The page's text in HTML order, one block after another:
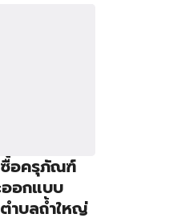
ซื้อครุภัณฑ์
อกแบบ
ำบลถ้ำใหญ่